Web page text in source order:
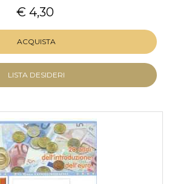
€ 4,30
ACQUISTA
LISTA DESIDERI